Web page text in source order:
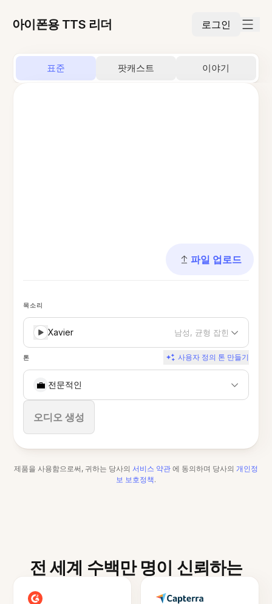
아이폰용 TTS 리더 로그인
표준 팟캐스트 이야기
파일 업로드
목소리
Xavier 남성, 균형 잡힌
톤 사용자 정의 톤 만들기
💼 전문적인
오디오 생성
중지
제품을 사용함으로써, 귀하는 당사의 서비스 약관 에 동의하며 당사의 개인정
보 보호정책.
전 세계 수백만 명이 신뢰하는